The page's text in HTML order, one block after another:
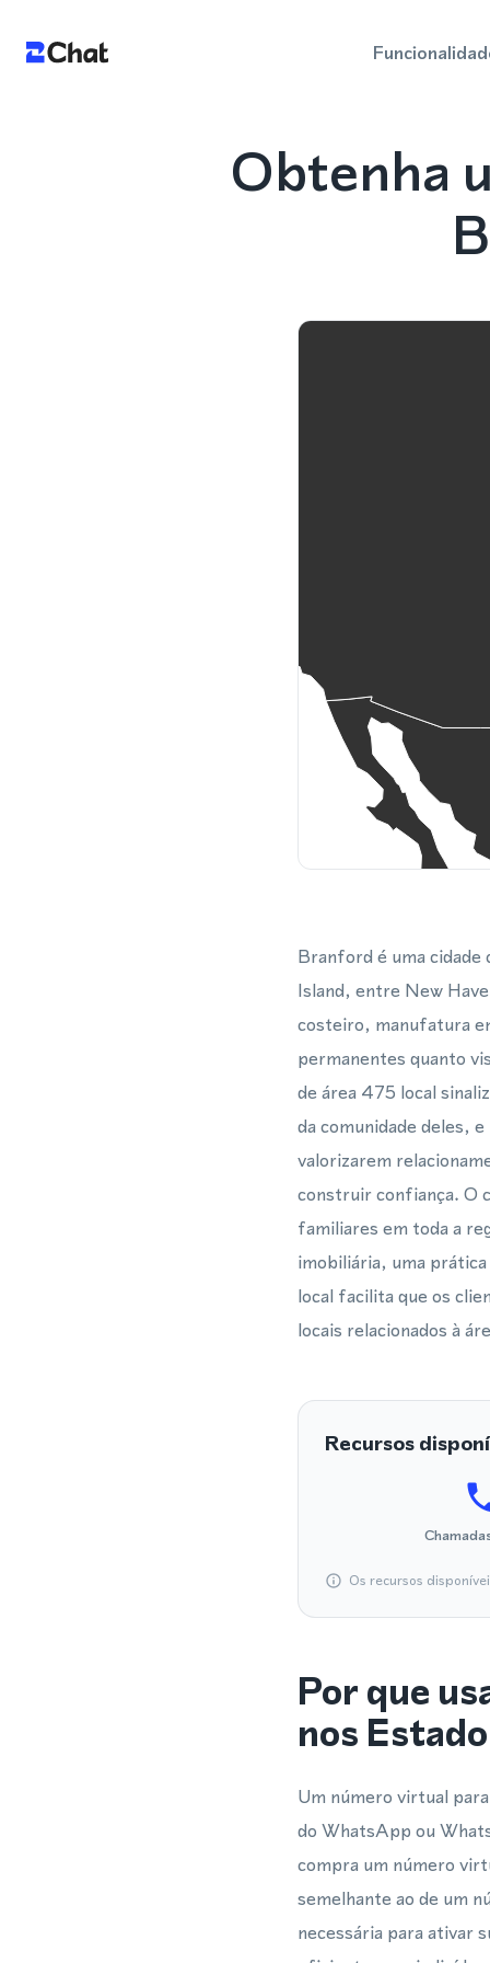
Obtenha
Branford é uma cidade
Island, entre New
costeiro, manufatura
permanentes quanto
de área 475 local
da comunidade deles,
valorizarem
construir confiança. O
familiares em toda a
imobiliária, uma
local facilita que os
locais relacionados à
Recursos
Os recursos
Por que
nos
Um número virtual
do WhatsApp ou
compra um número
semelhante ao de um
necessária para ativar